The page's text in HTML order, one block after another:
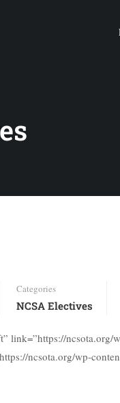
Categories
NCSA Electives
link=”https://
ncsota.org/wp-